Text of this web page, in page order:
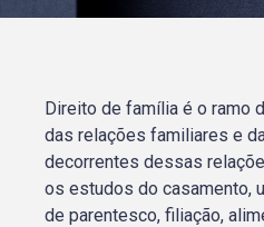
Direito de família é o ramo
das relações familiares e
decorrentes dessas
os estudos do casamento,
de parentesco, filiação,